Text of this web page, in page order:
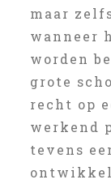
maar
wanneer
worden
grote
recht op
werkend
tevens